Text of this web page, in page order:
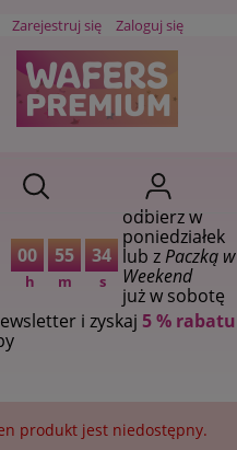
Zarejestruj się Zaloguj się
00
h
55
m
34
s
odbierz w
poniedziałek
lub zPaczką w
Weekend
już w sobotę
i zyskaj 5 % rabatu
produkt jest niedostępny.